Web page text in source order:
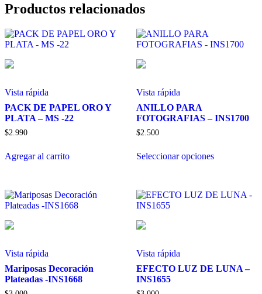
POLVO
(MINI
BROCHA)
-
INS5411
cantidad
Productos relacionados
Vista rápida
PACK DE PAPEL ORO Y
PLATA – MS -22
$2.990
Agregar al carrito
Vista rápida
ANILLO PARA
FOTOGRAFIAS – INS1700
$2.500
Seleccionar opcionesproducto
Las
página
Vista rápida
Mariposas Decoración
Plateadas -INS1668
Vista rápida
EFECTO LUZ DE LUNA –
INS1655